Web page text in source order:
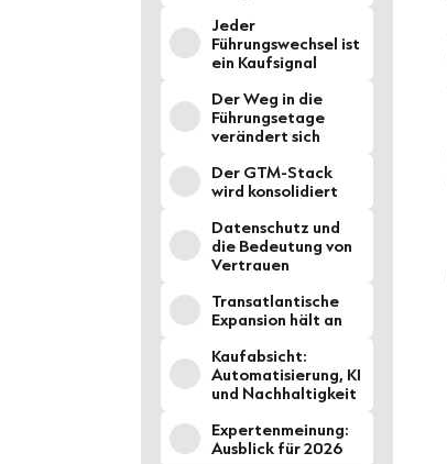
Jeder
Führungswechsel ist
ein Kaufsignal
Der Weg in die
Führungsetage
verändert sich
Der GTM-Stack
wird konsolidiert
Datenschutz und
die Bedeutung von
Vertrauen
Transatlantische
Expansion hält an
Kaufabsicht:
Automatisierung, KI
und Nachhaltigkeit
Expertenmeinung:
Ausblick für 2026